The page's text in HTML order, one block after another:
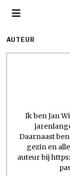
AUTEUR
Ik ben Jan
Daarnaast
gezin en
auteur bij